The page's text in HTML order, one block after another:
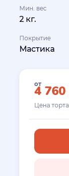
Мин. вес
2 кг.
Покрытие
Мастика
от
4 760
Цена торта